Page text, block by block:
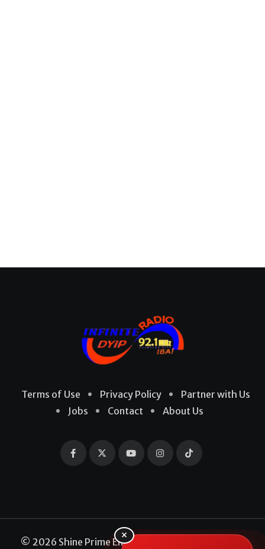
Terms of Use Privacy Policy
Partner with Us
Jobs
Contact About Us
© 2026 Shine Prime Entertainment Production. All
×